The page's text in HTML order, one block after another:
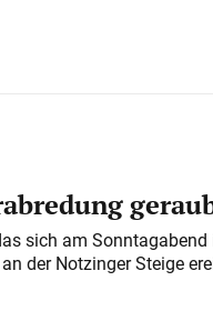
sich am Sonntagabend
der Notzinger Steige